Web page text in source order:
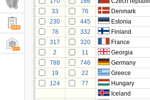
33
76 Denmark
230
445 Estonia
78
332 Finland
317
320 France
2
11 Georgia
788
746 Germany
19
22 Greece
124
77 Hungary
Iceland